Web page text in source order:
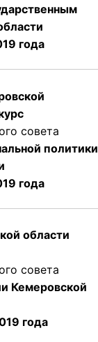
года
совета
политики
года
области
совета
Кемеровской
года